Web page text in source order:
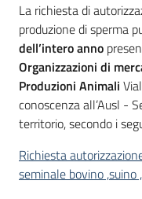
La richiesta di
produzione di sperma
dell’intero anno
Organizzazioni di
Produzioni Animali
conoscenza all’Ausl -
territorio, secondo i
Richiesta
seminale bovino ,suino